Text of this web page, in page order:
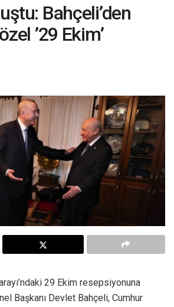
Bahçeli’den
’29 Ekim’
29 Ekim resepsiyonuna
Başkanı Devlet Bahçeli, Cumhur